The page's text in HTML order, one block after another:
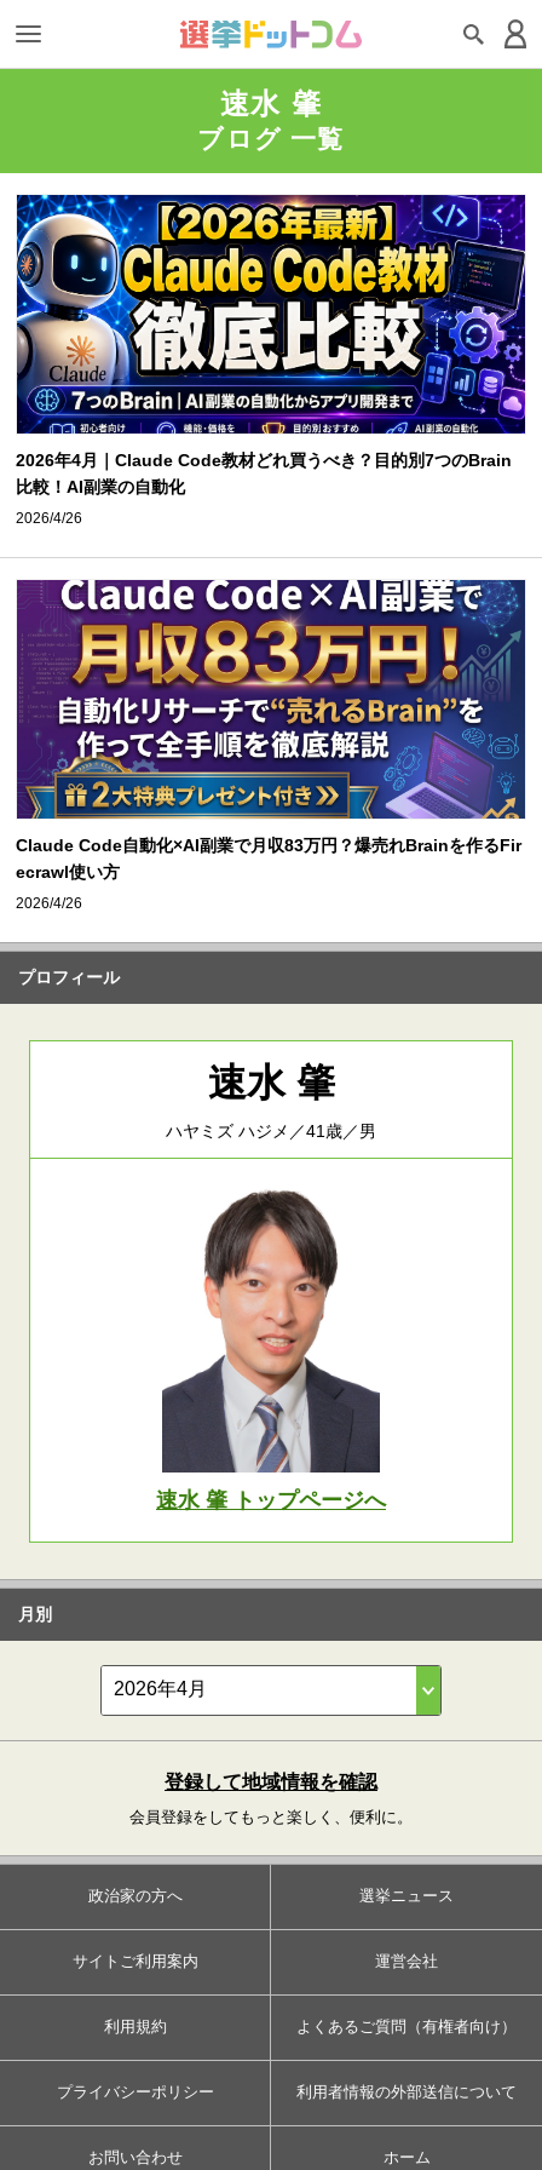
速水 肇
ブログ 一覧
2026年4月｜Claude Code教材どれ買うべき？目的別7つのBrain
比較！AI副業の自動化
2026/4/26
Claude Code自動化×AI副業で月収83万円？爆売れBrainを作るFir
ecrawl使い方
2026/4/26
プロフィール
速水 肇
ハヤミズ ハジメ／41歳／男
速水 肇 トップページへ
月別
登録して地域情報を確認
会員登録をしてもっと楽しく、便利に。
政治家の方へ 選挙ニュース
サイトご利用案内 運営会社
利用規約 よくあるご質問（有権者向け）
プライバシーポリシー 利用者情報の外部送信について
お問い合わせ ホーム